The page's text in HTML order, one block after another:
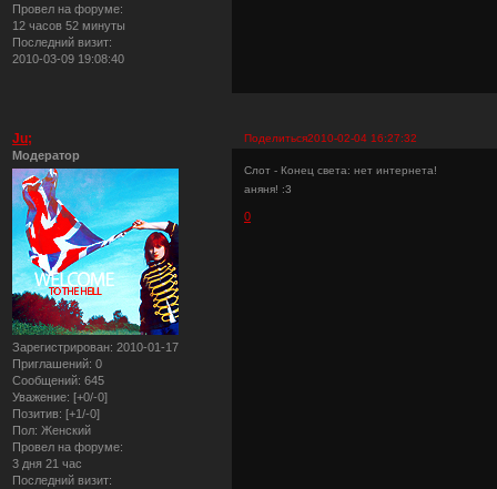
Провел на форуме:
12 часов 52 минуты
Последний визит:
2010-03-09 19:08:40
Поделиться2010-02-04 16:27:32
Ju;
Модератор
Зарегистрирован: 2010-01-17
Приглашений: 0
Сообщений: 645
Уважение: [+0/-0]
Позитив: [+1/-0]
Пол: Женский
Провел на форуме:
3 дня 21 час
Последний визит:
Слот - Конец света: нет интернета!
аняня! :3
0